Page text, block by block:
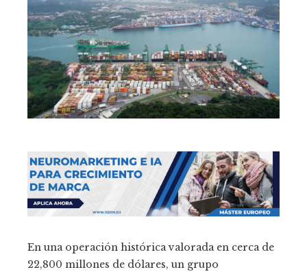
En una operación histórica valorada en cerca de
22,800 millones de dólares, un grupo